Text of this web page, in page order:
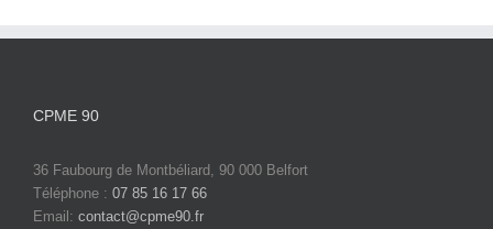
CPME 90
36 Faubourg de Montbéliard, 90 000 Belfort
Téléphone : 07 85 16 17 66
Email: contact@cpme90.fr